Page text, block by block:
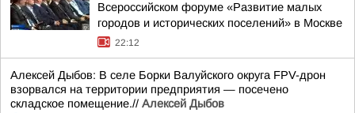
Всероссийском форуме «Развитие малых
городов и исторических поселений» в Москве
22:12
Алексей Дыбов: В селе Борки Валуйского округа FPV-дрон
взорвался на территории предприятия — посечено
складское помещение.// Алексей Дыбов